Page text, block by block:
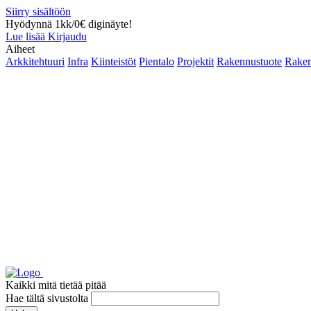
Siirry sisältöön
Hyödynnä 1kk/0€ diginäyte!
Lue lisää Kirjaudu
Aiheet
Arkkitehtuuri Infra Kiinteistöt Pientalo Projektit Rakennustuote
Kaikki mitä tietää pitää
Hae tältä sivustolta